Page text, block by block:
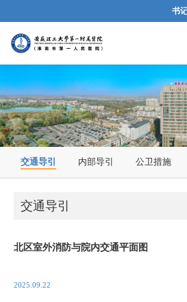
书
交通导引 内部导引 公卫措施
交通导引
北区室外消防与院内交通平面图
2025.09.22